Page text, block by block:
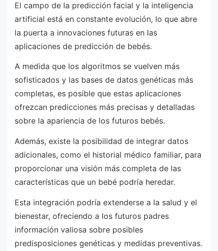
El campo de la predicción facial y la inteligencia
artificial está en constante evolución, lo que abre
la puerta a innovaciones futuras en las
aplicaciones de predicción de bebés.
A medida que los algoritmos se vuelven más
sofisticados y las bases de datos genéticas más
completas, es posible que estas aplicaciones
ofrezcan predicciones más precisas y detalladas
sobre la apariencia de los futuros bebés.
Además, existe la posibilidad de integrar datos
adicionales, como el historial médico familiar, para
proporcionar una visión más completa de las
características que un bebé podría heredar.
Esta integración podría extenderse a la salud y el
bienestar, ofreciendo a los futuros padres
información valiosa sobre posibles
predisposiciones genéticas y medidas preventivas.